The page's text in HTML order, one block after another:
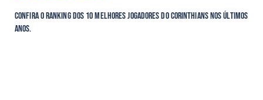
Confira o ranking dos 10 melhores jogadores do Corinthians nos últimos
anos.